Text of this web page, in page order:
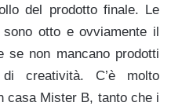
del prodotto finale. Le
otto e ovviamente il
se non mancano prodotti
creatività. C’è molto
casa Mister B, tanto che i